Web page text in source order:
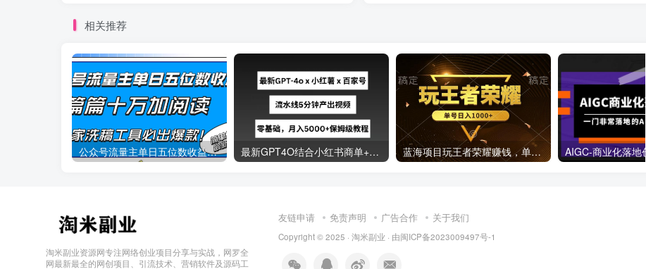
相关推荐
公众号流量主单日五位数收益，篇篇十万加阅读独家洗稿工具必出爆款！ 最新GPT4O结合小红书商单+百家号，流水线5分钟产出视频，月入5000+【揭秘】 蓝海项目玩王者荣耀赚钱，单账号日入1000+，全民项目
淘米副业资源网专注网络创业项目分享与实战，网罗全
网最新最全的网创项目、引流技术、营销软件及源码工
友链申请 免责声明 广告合作 关于我们
Copyright © 2025 · 淘米副业 · 由闽ICP备2023009497号-1